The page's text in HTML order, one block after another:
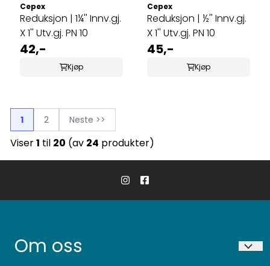
Cepex
Reduksjon | 1¼'' Innv.gj.
X 1'' Utv.gj. PN 10
42,-
Kjøp
Cepex
Reduksjon | ½'' Innv.gj.
X 1'' Utv.gj. PN 10
45,-
Kjøp
1 2 Neste >>
Viser1 til 20 (av 24 produkter)
Om oss